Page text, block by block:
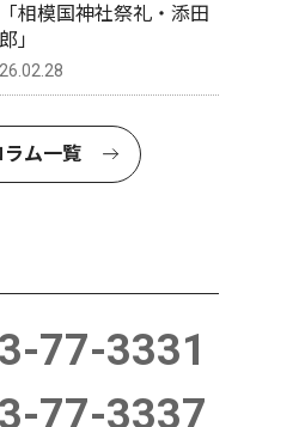
相模国神社祭礼・添田
」
ラム一覧
77-3331
77-3337